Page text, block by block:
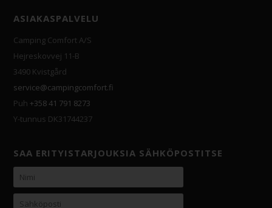
ASIAKASPALVELU
Camping Comfort A/S
Hejreskovvej 11-B
3490 Kvistgård
service@campingcomfort.fi
Puh+358 41 791 8273
Y-tunnus DK31744237
SAA ERITYISTARJOUKSIA SÄHKÖPOSTITSE